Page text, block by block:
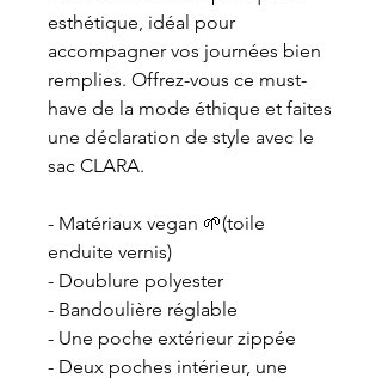
esthétique, idéal pour
accompagner vos journées bien
remplies. Offrez-vous ce must-
have de la mode éthique et faites
une déclaration de style avec le
sac CLARA.
- Matériaux vegan 🌱(toile
enduite vernis)
- Doublure polyester
- Bandoulière réglable
- Une poche extérieur zippée
- Deux poches intérieur, une